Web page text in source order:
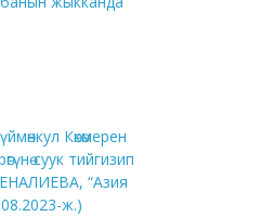
Көкөмерен
суук тийгизип
“Азия
ж.)